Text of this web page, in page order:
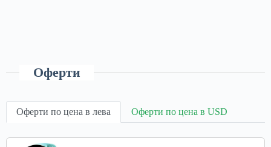
Оферти
Оферти по цена в лева Оферти по цена в USD